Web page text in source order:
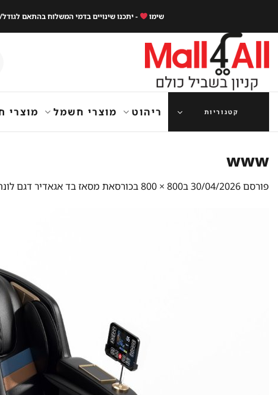
content
שימו - יתכנו שינויים בדמי המשלוח בהתאם
קטגוריות ריהוט מוצרי חשמל מוצרי
www
פורסם30/04/2026ב800 × 800 בכורסאת מסאז בד אגאדיר דגם